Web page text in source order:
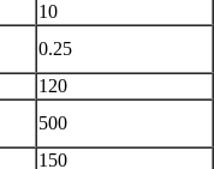
10
0.25
120
500
150